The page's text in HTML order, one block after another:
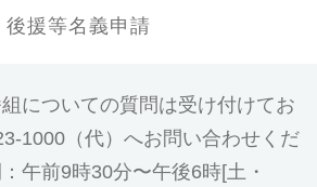
後援等名義申請
についての質問は受け付けてお
1000（代）へお問い合わせくだ
午前9時30分〜午後6時[土・